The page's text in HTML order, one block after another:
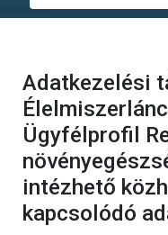
Adatkezelési
Ügyfélprofil
intézhető
kapcsolódó